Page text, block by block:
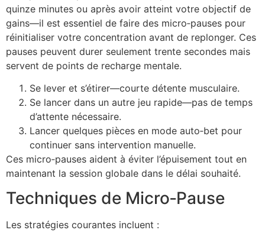
quinze minutes ou après avoir atteint votre objectif de
gains—il est essentiel de faire des micro‑pauses pour
réinitialiser votre concentration avant de replonger. Ces
pauses peuvent durer seulement trente secondes mais
servent de points de recharge mentale.
Se lever et s’étirer—courte détente musculaire.
Se lancer dans un autre jeu rapide—pas de temps
d’attente nécessaire.
Lancer quelques pièces en mode auto‑bet pour
continuer sans intervention manuelle.
Ces micro‑pauses aident à éviter l’épuisement tout en
maintenant la session globale dans le délai souhaité.
Techniques de Micro‑Pause
Les stratégies courantes incluent :